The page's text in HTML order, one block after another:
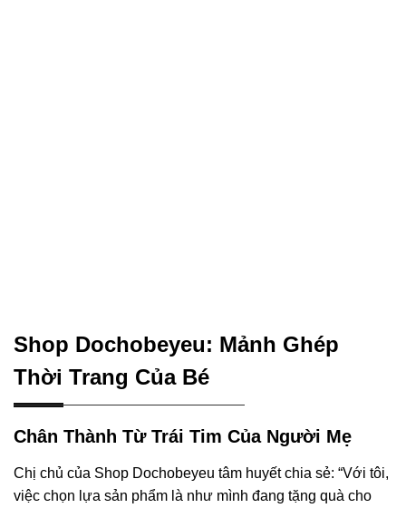
Shop Dochobeyeu: Mảnh Ghép
Thời Trang Của Bé
Chân Thành Từ Trái Tim Của Người Mẹ
Chị chủ của Shop Dochobeyeu tâm huyết chia sẻ: “Với tôi,
việc chọn lựa sản phẩm là như mình đang tặng quà cho